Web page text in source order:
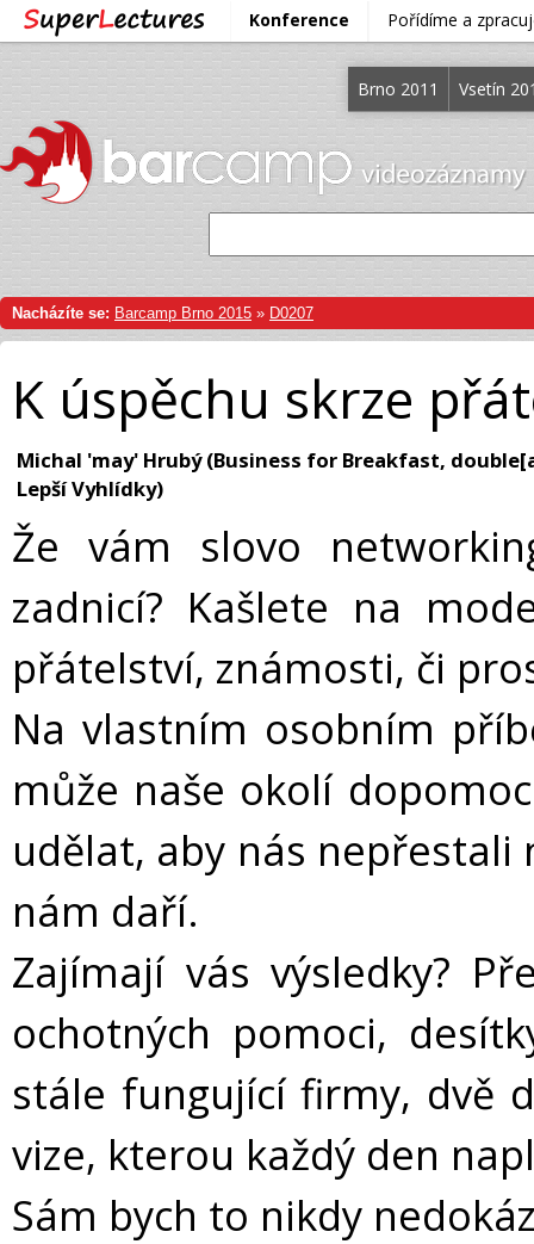
Konference Pořídíme a
Brno 2011 Vsetín
Nacházíte se: Barcamp Brno 2015 » D0207
K úspěchu skrze
Michal 'may' Hrubý (Business for Breakfast,
Lepší Vyhlídky)
Že vám slovo
zadnicí? Kašlete na
přátelství, známosti, či
Na vlastním osobním
může naše okolí
udělat, aby nás
nám daří.
Zajímají vás výsledky?
ochotných pomoci,
stále fungující firmy, dvě
vize, kterou každý den
Sám bych to nikdy